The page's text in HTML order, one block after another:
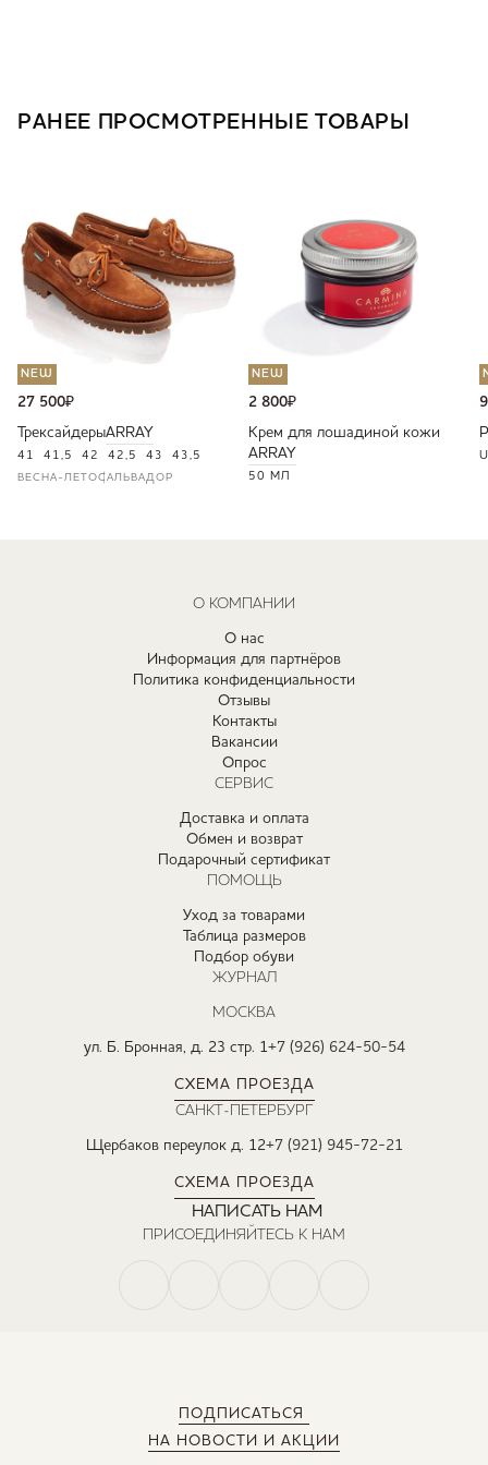
РАНЕЕ ПРОСМОТРЕННЫЕ ТОВАРЫ
NEW
27 500₽
ТрексайдерыARRAY
41 41,5 42 42,5 43 43,5
ВЕСНА-ЛЕТОСАЛЬВАДОР
NEW
2 800₽
Крем для лошадиной кожи
ARRAY
50 МЛ
ПОДПИСАТЬСЯ
НА НОВОСТИ И АКЦИИ
О КОМПАНИИ
О нас
Информация для партнёров
Политика конфиденциальности
Отзывы
Контакты
Вакансии
Опрос
СЕРВИС
Доставка и оплата
Обмен и возврат
Подарочный сертификат
ПОМОЩЬ
Уход за товарами
Таблица размеров
Подбор обуви
ЖУРНАЛ
МОСКВА
ул. Б. Бронная, д. 23 стр. 1+7 (926) 624-50-54
СХЕМА ПРОЕЗДА
САНКТ-ПЕТЕРБУРГ
Щербаков переулок д. 12+7 (921) 945-72-21
СХЕМА ПРОЕЗДА
НАПИСАТЬ НАМ
ПРИСОЕДИНЯЙТЕСЬ К НАМ